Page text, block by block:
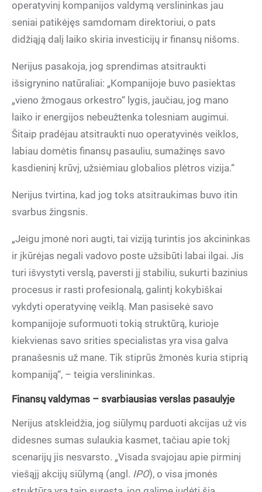
operatyvinį kompanijos valdymą verslininkas jau
seniai patikėjęs samdomam direktoriui, o pats
didžiąją dalį laiko skiria investicijų ir finansų nišoms.
Nerijus pasakoja, jog sprendimas atsitraukti
išsigrynino natūraliai: „Kompanijoje buvo pasiektas
„vieno žmogaus orkestro“ lygis, jaučiau, jog mano
laiko ir energijos nebeužtenka tolesniam augimui.
Šitaip pradėjau atsitraukti nuo operatyvinės veiklos,
labiau domėtis finansų pasauliu, sumažinęs savo
kasdieninį krūvį, užsiėmiau globalios plėtros vizija.“
Nerijus tvirtina, kad jog toks atsitraukimas buvo itin
svarbus žingsnis.
„Jeigu įmonė nori augti, tai viziją turintis jos akcininkas
ir įkūrėjas negali vadovo poste užsibūti labai ilgai. Jis
turi išvystyti verslą, paversti jį stabiliu, sukurti bazinius
procesus ir rasti profesionalą, galintį kokybiškai
vykdyti operatyvinę veiklą. Man pasisekė savo
kompanijoje suformuoti tokią struktūrą, kurioje
kiekvienas savo srities specialistas yra visa galva
pranašesnis už mane. Tik stiprūs žmonės kuria stiprią
kompaniją“, – teigia verslininkas.
Finansų valdymas – svarbiausias verslas pasaulyje
Nerijus atskleidžia, jog siūlymų parduoti akcijas už vis
didesnes sumas sulaukia kasmet, tačiau apie tokį
scenarijų jis nesvarsto. „Visada svajojau apie pirminį
viešąjį akcijų siūlymą (angl. IPO), o visa įmonės